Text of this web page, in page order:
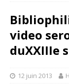
video
duXXIIIe
12 juin 2013